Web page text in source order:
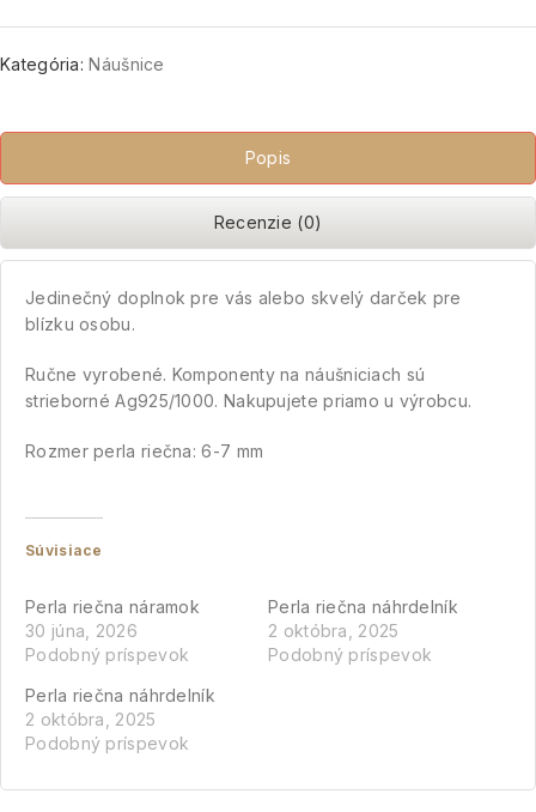
Kategória:Náušnice
Popis
Recenzie (0)
Jedinečný doplnok pre vás alebo skvelý darček pre
blízku osobu.
Ručne vyrobené. Komponenty na náušniciach sú
strieborné Ag925/1000. Nakupujete priamo u výrobcu.
Rozmer perla riečna: 6-7 mm
Súvisiace
Perla riečna náramok
30 júna, 2026
Podobný príspevok
Perla riečna náhrdelník
2 októbra, 2025
Podobný príspevok
Perla riečna náhrdelník
2 októbra, 2025
Podobný príspevok